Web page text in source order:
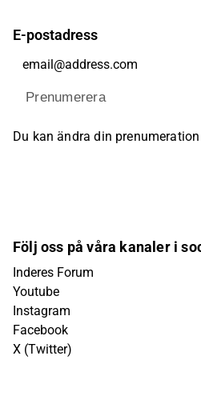
E-postadress
Prenumerera
Du kan ändra din
Följ oss på våra kanaler i
Inderes Forum
Youtube
Instagram
Facebook
X (Twitter)